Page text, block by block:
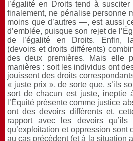
l’égalité en Droits tend à
finalement, ne pénalise personne
moins que d’autres —, est aussi
d’emblée, puisque son rejet de
de l’égalité en Droits. Enfin,
(devoirs et droits différents)
des deux premières. Mais elle
manières : soit les individus ont
jouissent des droits
« juste prix », de sorte que, s’ils
sort de chacun est juste, ineptie
l’Équité présente comme justice
ont des devoirs différents et,
rapport avec les devoirs
qu’exploitation et oppression sont
au cas précédent (et à la situation